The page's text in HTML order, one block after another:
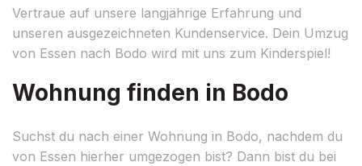
Vertraue auf unsere langjährige Erfahrung und
unseren ausgezeichneten Kundenservice. Dein Umzug
von Essen nach Bodo wird mit uns zum Kinderspiel!
Wohnung finden in Bodo
Suchst du nach einer Wohnung in Bodo, nachdem du
von Essen hierher umgezogen bist? Dann bist du bei